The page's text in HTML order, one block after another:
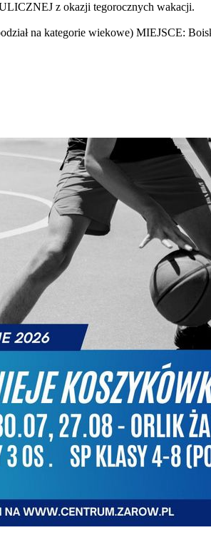
z okazji tegorocznych wakacji.
na kategorie wiekowe) MIEJSCE: